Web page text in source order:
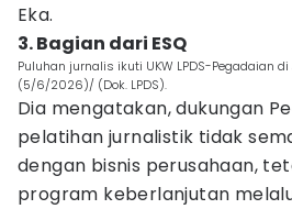
Eka.
3. Bagian dari ESQ
Puluhan jurnalis ikuti UKW LPDS-Pegadaian
(5/6/2026)/ (Dok. LPDS).
Dia mengatakan, dukungan
pelatihan jurnalistik tidak
dengan bisnis perusahaan,
program keberlanjutan